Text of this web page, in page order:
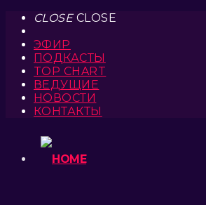
CLOSECLOSE
ЭФИР
ПОДКАСТЫ
TOP CHART
ВЕДУЩИЕ
НОВОСТИ
КОНТАКТЫ